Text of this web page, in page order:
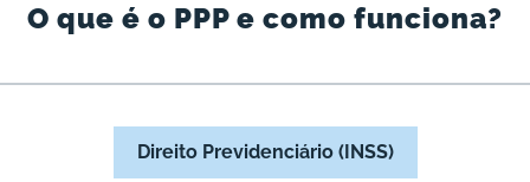
O que é o PPP e como funciona?
Direito Previdenciário (INSS)